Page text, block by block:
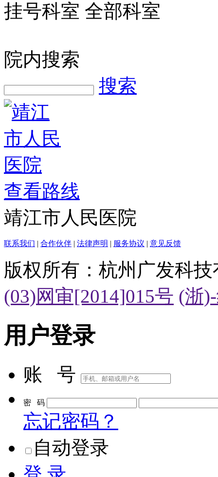
挂号科室 全部科室
院内搜索
搜索
查看路线
靖江市人民医院
联系我们 | 合作伙伴 | 法律声明 | 服务协议 | 意见反馈
版权所有：杭州广发科
(03)网审[2014]015号 (浙
用户登录
账 号
密 码
忘记密码？
自动登录